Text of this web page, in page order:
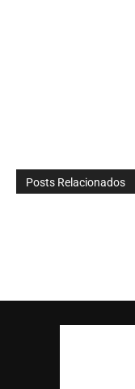
Posts Relacionados